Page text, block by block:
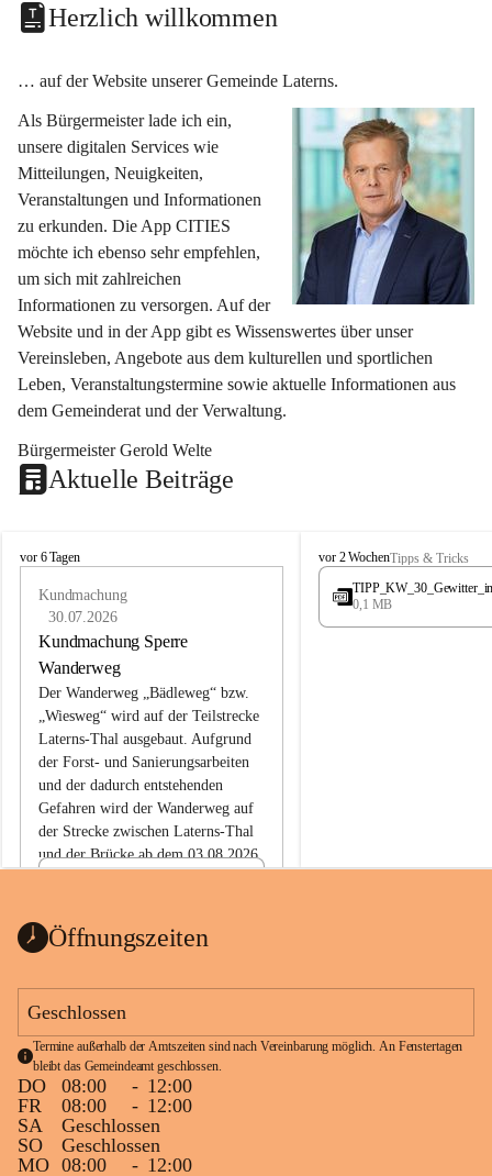
Herzlich willkommen
… auf der Website unserer Gemeinde Laterns.
Als Bürgermeister lade ich ein,
unsere digitalen Services wie
Mitteilungen, Neuigkeiten,
Veranstaltungen und Informationen
zu erkunden. Die App CITIES
möchte ich ebenso sehr empfehlen,
um sich mit zahlreichen
Informationen zu versorgen. Auf der
Website und in der App gibt es Wissenswertes über unser
Vereinsleben, Angebote aus dem kulturellen und sportlichen
Leben, Veranstaltungstermine sowie aktuelle Informationen aus
dem Gemeinderat und der Verwaltung.
Bürgermeister Gerold Welte
Aktuelle Beiträge
L
vor 6 Tagen
Kundmachung
30.07.2026
Kundmachung Sperre
Wanderweg
Der Wanderweg „Bädleweg“ bzw.
„Wiesweg“ wird auf der Teilstrecke
Laterns-Thal ausgebaut. Aufgrund
der Forst- und Sanierungsarbeiten
und der dadurch entstehenden
Gefahren wird der Wanderweg auf
der Strecke zwischen Laterns-Thal
und der Brücke ab dem 03.08.2026
ht
1 Seite•0,1 MB
L
a
e
vor 2 WochenTipps & Tricks
0,1 MB
Öffnungszeiten
Geschlossen
Termine außerhalb der Amtszeiten sind nach Vereinbarung möglich. An Fenstertagen
bleibt das Gemeindeamt geschlossen.
DO 08:00 - 12:00
FR
08:00 - 12:00
SA
Geschlossen
SO
Geschlossen
MO 08:00 - 12:00